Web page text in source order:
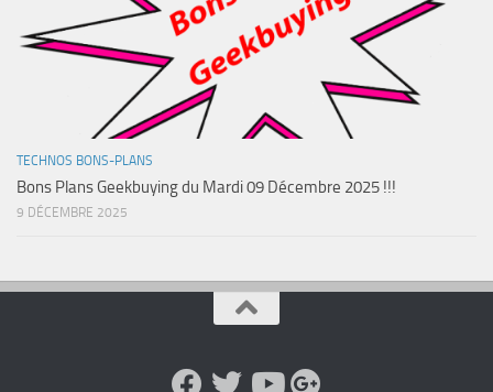
TECHNOS BONS-PLANS
Bons Plans Geekbuying du Mardi 09 Décembre 2025 !!!
9 DÉCEMBRE 2025